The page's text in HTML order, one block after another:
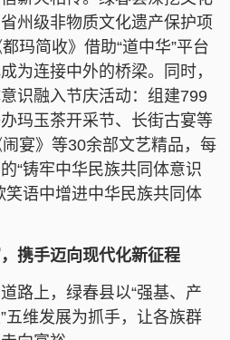
州级非物质文化遗产保护项
玛简收》借助“道中华”平台
为连接中外的桥梁。同时，
识融入节庆活动：组建799
玛玉茶开采节、长街古宴等
宴》等30余部文艺精品，每
“铸牢中华民族共同体意识
笑语中增进中华民族共同体
携手迈向现代化新征程
路上，绿春县以“强基、产
五维发展为抓手，让各族群